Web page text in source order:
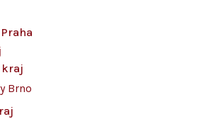
kraj
Brno